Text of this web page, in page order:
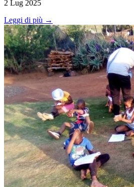
2 Lug 2025
Leggi di più →